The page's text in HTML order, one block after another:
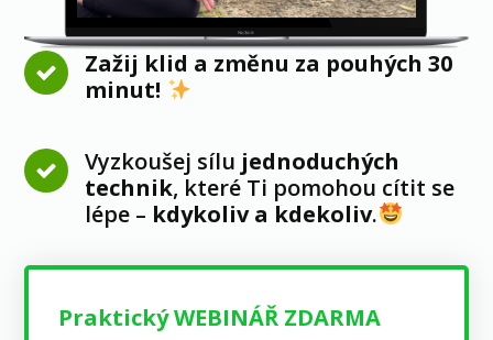
Zažij klid a změnu za pouhých 30
minut!
Vyzkoušej sílu jednoduchých
technik, které Ti pomohou cítit se
lépe – kdykoliv a kdekoliv.
Praktický WEBINÁŘ ZDARMA